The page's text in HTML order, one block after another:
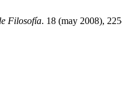
Filosofía. 18 (may 2008),